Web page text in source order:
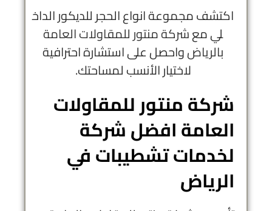
اكتشف مجموعة انواع الحجر للديكور الداخ
لي معشركة منتور للمقاولات العامة
بالرياضواحصل على استشارة احترافية
لاختيار الأنسب لمساحتك.
شركة منتور للمقاولات
العامة افضل شركة
لخدمات تشطيبات في
الرياض